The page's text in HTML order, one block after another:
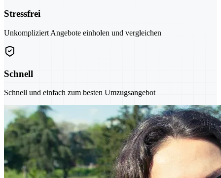
Stressfrei
Unkompliziert Angebote einholen und vergleichen
Schnell
Schnell und einfach zum besten Umzugsangebot